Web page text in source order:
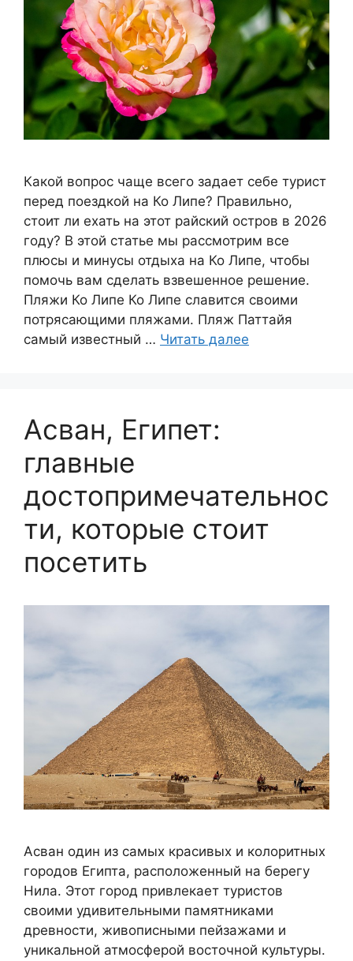
Какой вопрос чаще всего задает себе турист
перед поездкой на Ко Липе? Правильно,
стоит ли ехать на этот райский остров в 2026
году? В этой статье мы рассмотрим все
плюсы и минусы отдыха на Ко Липе, чтобы
помочь вам сделать взвешенное решение.
Пляжи Ко Липе Ко Липе славится своими
потрясающими пляжами. Пляж Паттайя
самый известный … Читать далее
Асван, Египет:
главные
достопримечательнос
ти, которые стоит
посетить
Асван один из самых красивых и колоритных
городов Египта, расположенный на берегу
Нила. Этот город привлекает туристов
своими удивительными памятниками
древности, живописными пейзажами и
уникальной атмосферой восточной культуры.